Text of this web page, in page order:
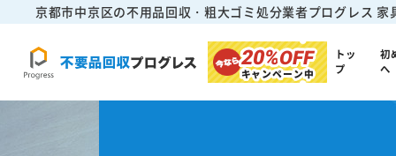
京都市中京区の不用品回収・粗大ゴミ処分業者プログレス 家
20%OFF
キャンペーン中
トッ
プ
初
へ